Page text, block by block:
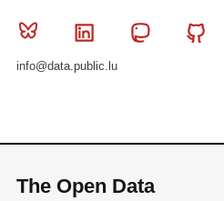
Bluesky Linkedin Mastodon
info@data.public.lu
The Open Data